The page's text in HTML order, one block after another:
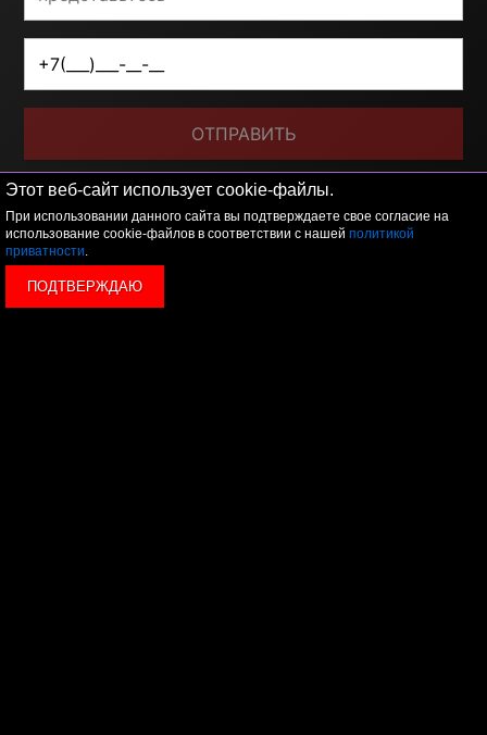
Этот веб-сайт использует cookie-файлы.
При использовании данного сайта вы подтверждаете свое согласие на
использование cookie-файлов в соответствии с нашей политикой
приватности.
ПОДТВЕРЖДАЮ
ОТПРАВИТЬ
Я принимаю условияполитики обработки
персональных данных